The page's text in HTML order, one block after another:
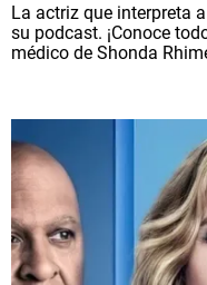
La actriz que interpreta
su podcast. ¡Conoce
médico de Shonda